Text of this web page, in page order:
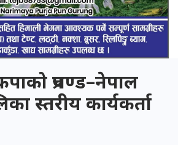
प्रचण्ड–नेपाल
स्तरीय कार्यकर्ता